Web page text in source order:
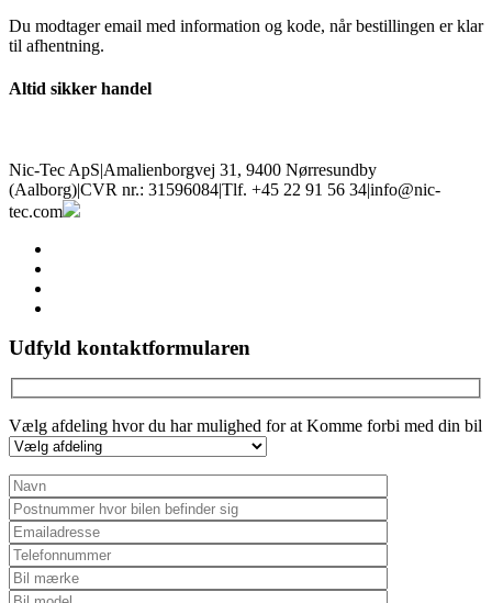
Du modtager email med information og kode, når bestillingen er klar
til afhentning.
Altid sikker handel
Nic-Tec ApS|Amalienborgvej 31, 9400 Nørresundby
(Aalborg)|CVR nr.: 31596084|Tlf. +45 22 91 56 34|info@nic-
tec.com
Udfyld kontaktformularen
Vælg afdeling hvor du har mulighed for at Komme forbi med din bil